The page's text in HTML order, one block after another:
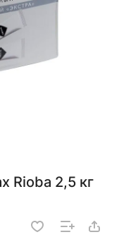
Rioba 2,5 кг